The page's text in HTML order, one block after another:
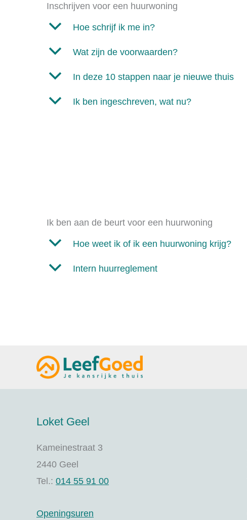
Inschrijven voor een huurwoning
b Hoe schrijf ik me in?
b Wat zijn de voorwaarden?
b In deze 10 stappen naar je nieuwe thuis
b Ik ben ingeschreven, wat nu?
Ik ben aan de beurt voor een huurwoning
b Hoe weet ik of ik een huurwoning krijg?
b Intern huurreglement
Loket Geel
Kameinestraat 3
2440 Geel
Tel.: 014 55 91 00
Openingsuren